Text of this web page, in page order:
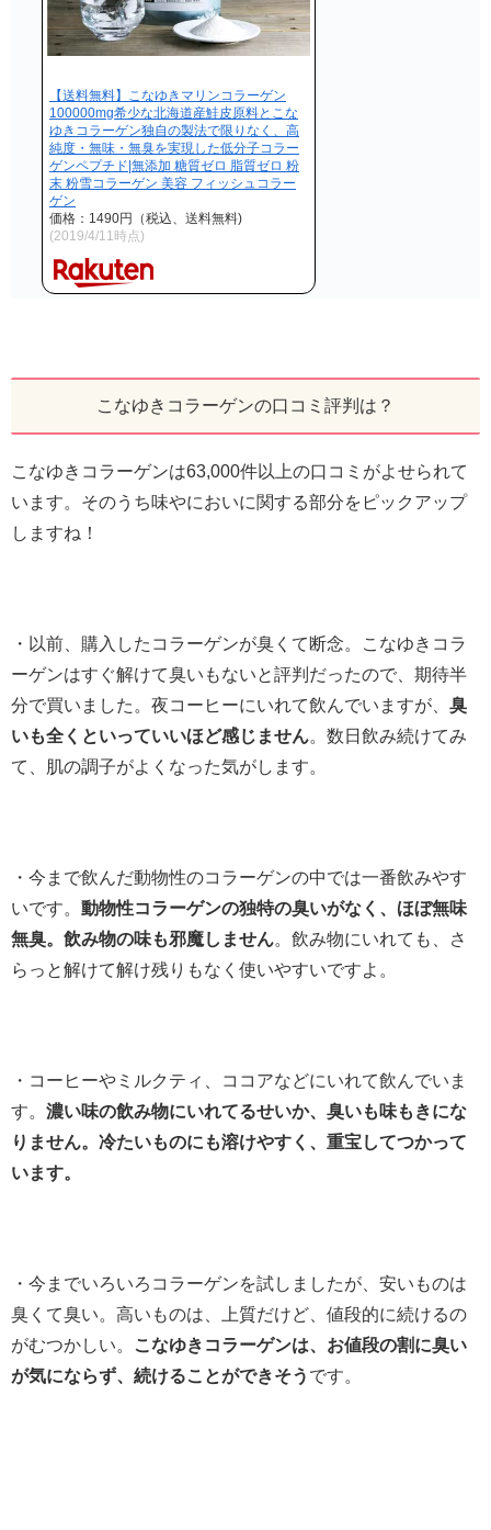
【送料無料】こなゆきマリンコラーゲン
100000mg希少な北海道産鮭皮原料とこな
ゆきコラーゲン独自の製法で限りなく、高
純度・無味・無臭を実現した低分子コラー
ゲンペプチド|無添加 糖質ゼロ 脂質ゼロ 粉
末 粉雪コラーゲン 美容 フィッシュコラー
ゲン
価格：1490円（税込、送料無料)
(2019/4/11時点)
こなゆきコラーゲンの口コミ評判は？
こなゆきコラーゲンは63,000件以上の口コミがよせられて
います。そのうち味やにおいに関する部分をピックアップ
しますね！
・以前、購入したコラーゲンが臭くて断念。こなゆきコラ
ーゲンはすぐ解けて臭いもないと評判だったので、期待半
分で買いました。夜コーヒーにいれて飲んでいますが、 臭
いも全くといっていいほど感じません。数日飲み続けてみ
て、肌の調子がよくなった気がします。
・今まで飲んだ動物性のコラーゲンの中では一番飲みやす
いです。 動物性コラーゲンの独特の臭いがなく、ほぼ無味
無臭。飲み物の味も邪魔しません。飲み物にいれても、さ
らっと解けて解け残りもなく使いやすいですよ。
・コーヒーやミルクティ、ココアなどにいれて飲んでいま
す。 濃い味の飲み物にいれてるせいか、臭いも味もきにな
りません。冷たいものにも溶けやすく、重宝してつかって
います。
・今までいろいろコラーゲンを試しましたが、安いものは
臭くて臭い。高いものは、上質だけど、値段的に続けるの
がむつかしい。
こなゆきコラーゲンは、お値段の割に臭い
が気にならず、続けることができそう です。